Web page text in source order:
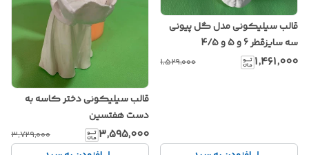
قالب سیلیکونی مدل گل پیونی
سه سایزقطر 6 و 5 و 4/5
۱٬۴۶۱٬۰۰۰ ۱٬۵۲۹٬۰۰۰
قالب سیلیکونی دختر کاسه به
دست هفتسین
۳٬۵۹۵٬۰۰۰ ۳٬۷۲۹٬۰۰۰